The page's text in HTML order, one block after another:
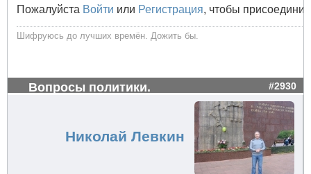
Пожалуйста Войти или Регистрация, чтобы
Шифруюсь до лучших времён. Дожить бы.
Вопросы политики. #2930
Николай Левкин